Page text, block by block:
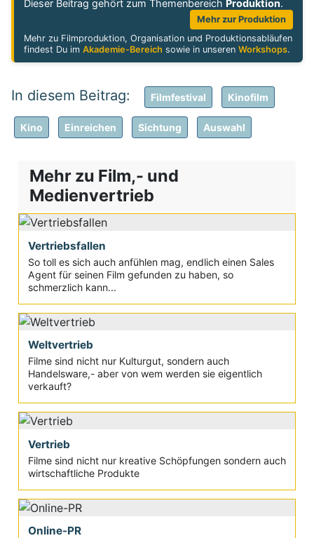
Dieser Beitrag gehört zum Themenbereich Produktion.
Mehr zur Produktion
Mehr zu Filmproduktion, Organisation und Produktionsabläufen
findest Du imAkademie-Bereich sowie in unserenWorkshops.
Filmfestival Kinofilm
Kino Einreichen Sichtung Auswahl
Mehr zu Film,- und
Medienvertrieb
Vertriebsfallen
So toll es sich auch anfühlen mag, endlich einen Sales
Agent für seinen Film gefunden zu haben, so
schmerzlich kann...
Weltvertrieb
Filme sind nicht nur Kulturgut, sondern auch
Handelsware,- aber von wem werden sie eigentlich
verkauft?
Vertrieb
Filme sind nicht nur kreative Schöpfungen sondern auch
wirtschaftliche Produkte
Online-PR